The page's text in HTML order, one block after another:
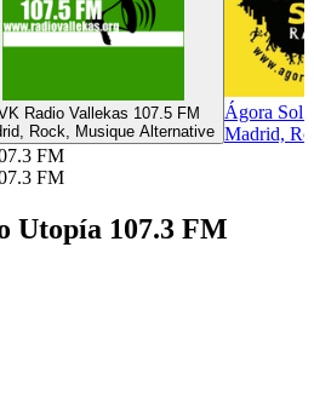
Radio Vallekas 107.5 FM
Rock, Musique Alternative
Ágora Sol
Madrid,
FM
FM
Utopía 107.3 FM